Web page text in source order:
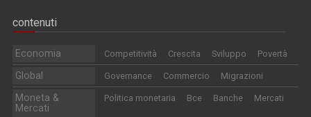
contenuti
Economia Competitività Crescita Sviluppo Povertà
Global Governance Commercio Migrazioni
Moneta &
Mercati
Politica monetaria Bce Banche Mercati